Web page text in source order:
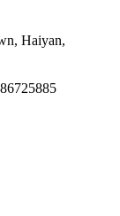
Haiyan,